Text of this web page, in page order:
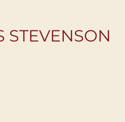
STEVENSON